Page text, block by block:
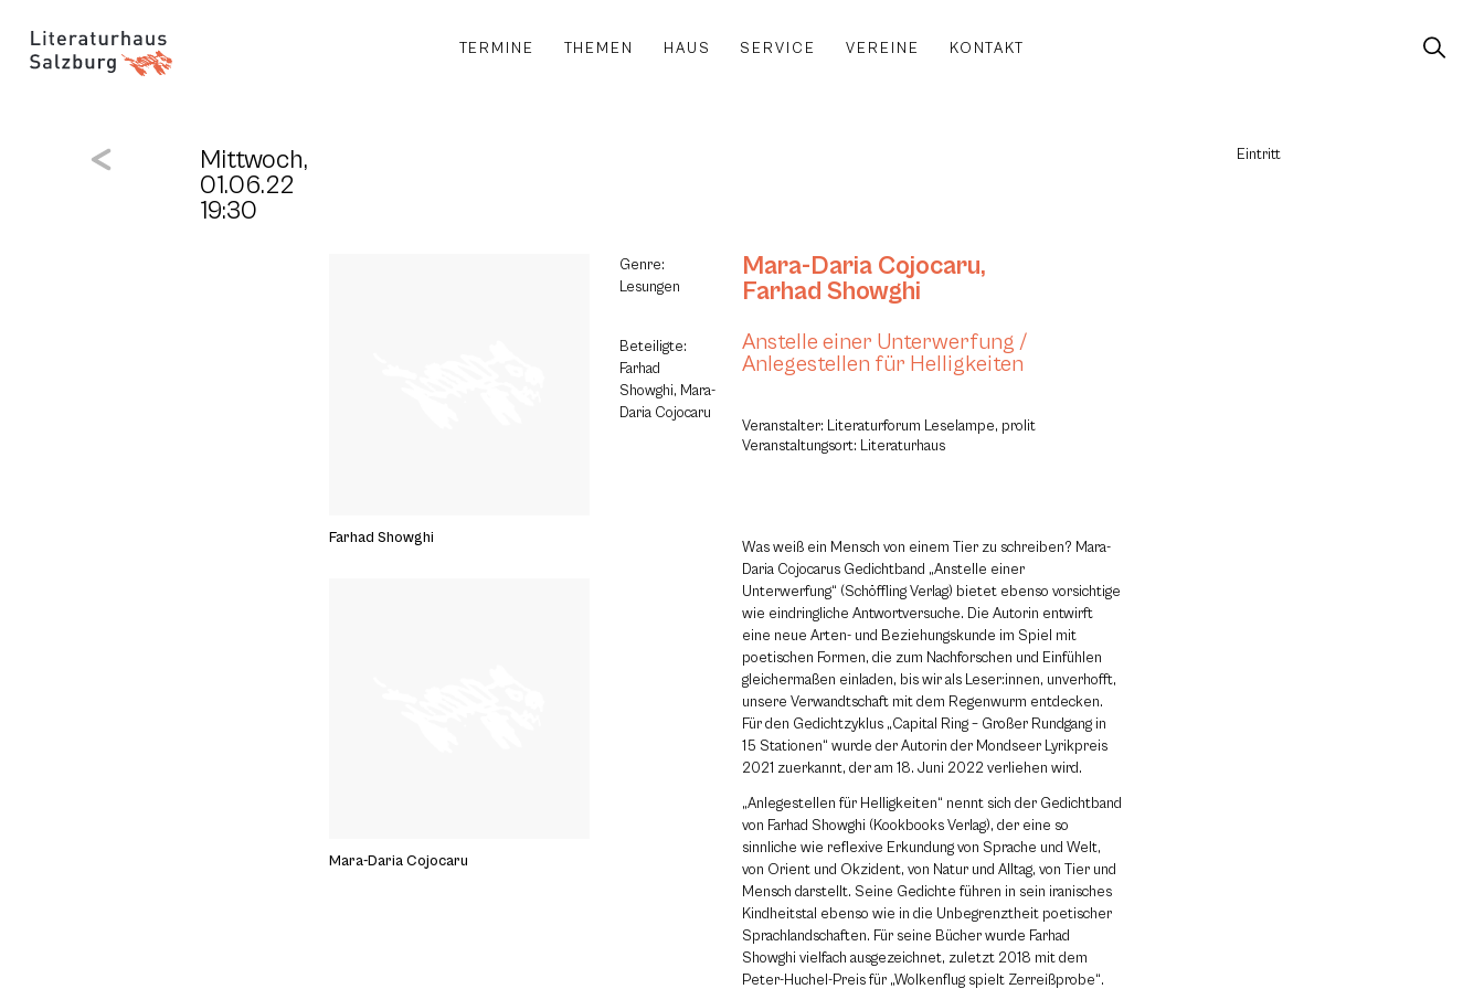
TERMINE THEMEN HAUS SERVICE VEREINE KONTAKT
Mittwoch,
01.06.22
19:30
Eintritt
Farhad Showghi
Mara-Daria Cojocaru
Genre:
Lesungen
Beteiligte:
Farhad
Showghi, Mara-
Daria Cojocaru
Mara-Daria Cojocaru,
Farhad Showghi
Anstelle einer Unterwerfung /
Anlegestellen für Helligkeiten
Veranstalter: Literaturforum Leselampe, prolit
Veranstaltungsort: Literaturhaus
Was weiß ein Mensch von einem Tier zu schreiben? Mara-
Daria Cojocarus Gedichtband „Anstelle einer
Unterwerfung“ (Schöffling Verlag) bietet ebenso vorsichtige
wie eindringliche Antwortversuche. Die Autorin entwirft
eine neue Arten- und Beziehungskunde im Spiel mit
poetischen Formen, die zum Nachforschen und Einfühlen
gleichermaßen einladen, bis wir als ­Leser:innen, ­unverhofft,
unsere Verwandtschaft mit dem Regenwurm entdecken.
Für den Gedichtzyklus „Capital Ring – Großer Rundgang in
15 Stationen“ wurde der Autorin der Mondseer Lyrikpreis
2021 zuerkannt, der am 18. Juni 2022 verliehen wird.
„Anlegestellen für Helligkeiten“ nennt sich der Gedichtband
von Farhad Showghi (Kookbooks Verlag), der eine so
sinnliche wie reflexive Erkundung von Sprache und Welt,
von Orient und Okzident, von Natur und Alltag, von Tier und
Mensch darstellt. Seine Gedichte führen in sein iranisches
Kindheitstal ebenso wie in die Unbegrenztheit poetischer
Sprachlandschaften. Für seine Bücher wurde Farhad
Showghi vielfach ausgezeichnet, zuletzt 2018 mit dem
Peter-Huchel-Preis für „Wolkenflug spielt Zerreißprobe“.